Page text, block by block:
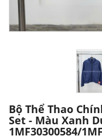
Bộ Thể Thao
Set - Màu Xanh
1MF30300584/